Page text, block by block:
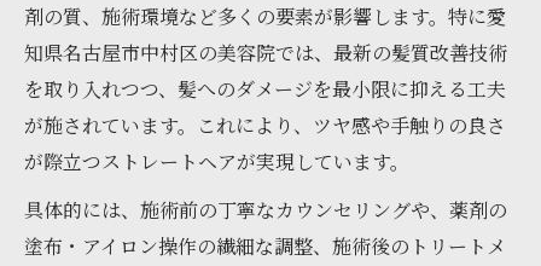
剤の質、施術環境など多くの要素が影響します。特に愛
知県名古屋市中村区の美容院では、最新の髪質改善技術
を取り入れつつ、髪へのダメージを最小限に抑える工夫
が施されています。これにより、ツヤ感や手触りの良さ
が際立つストレートヘアが実現しています。
具体的には、施術前の丁寧なカウンセリングや、薬剤の
塗布・アイロン操作の繊細な調整、施術後のトリートメ